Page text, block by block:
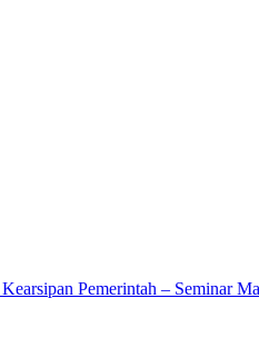
Pemerintah – Seminar